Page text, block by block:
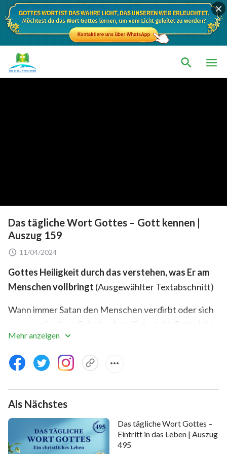
Das tägliche Wort Gottes – Gott kennen |
Auszug 159
11/04/2024
Gottes Heiligkeit durch das verstehen, was Er am
Menschen vollbringt (Ausgewählter Textabschnitt)
Wann immer Satan den Menschen verdirbt oder sich
an ungezügeltem Schaden beteiligt, steht Gott nicht
tatenlos daneben, noch schiebt Er es beiseite oder
verschließt die Augen vor jenen, die Er auserwählt
hat. Alles, was Satan tut, ist für Gott vollkommen klar
tut, ganz gleich, welchen Trend er aufkommen lässt,
gibt jene nicht auf, die Er auserwählt hat. Stattdessen
vollbringt Gott still und heimlich alles Notwendige,
Mehr anzeigen
Als Nächstes
Das tägliche Wort Gottes –
Eintritt in das Leben | Auszug
495